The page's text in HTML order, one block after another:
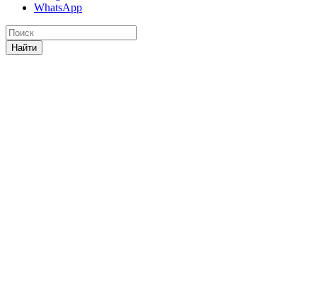
WhatsApp
Найти